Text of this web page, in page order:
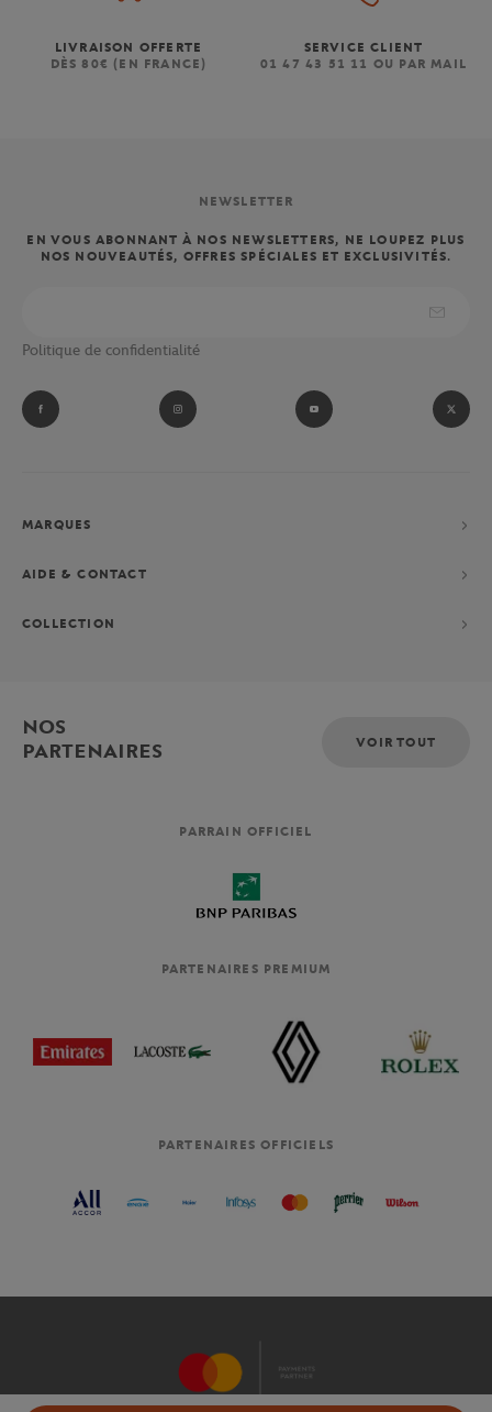
LIVRAISON OFFERTE
DÈS 80€ (EN FRANCE)
SERVICE CLIENT
01 47 43 51 11 OU PAR MAIL
NEWSLETTER
EN VOUS ABONNANT À NOS NEWSLETTERS, NE LOUPEZ PLUS
NOS NOUVEAUTÉS, OFFRES SPÉCIALES ET EXCLUSIVITÉS.
Politique de confidentialité
MARQUES
AIDE & CONTACT
COLLECTION
NOS
PARTENAIRES
VOIR TOUT
PARRAIN OFFICIEL
PARTENAIRES PREMIUM
PARTENAIRES OFFICIELS